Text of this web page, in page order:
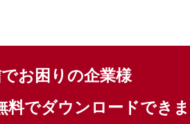
お困りの企業様
料でダウンロードでき